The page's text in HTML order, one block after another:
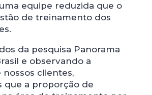
equipe reduzida que o
de treinamento dos
da pesquisa Panorama
e observando a
nossos clientes,
que a proporção de